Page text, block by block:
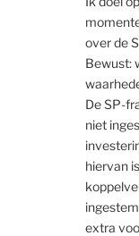
over de
Bewust:
De SP-
niet
hiervan
extra